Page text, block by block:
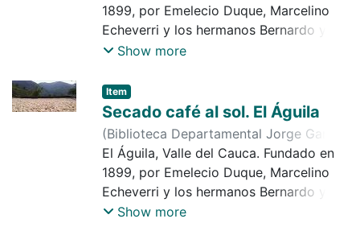
Jesús
1899, por Emelecio Duque, Marcelino
Echeverri y los hermanos Bernardo y
Natalio Serna. Municipio desde 1953.
caficultura, ganadería, minería,
explotación forestal, etc. Observamos
en la imagen, granos maduros de café
en la rama y se aprecia una gota de
agua
Show more
Item
Secado café al sol. El Águila
(Biblioteca Departamental Jorge Garcés
Borrero,2017-06-30)Jaramillo, Jair de
Jesús
El Águila, Valle del Cauca. Fundado en
1899, por Emelecio Duque, Marcelino
Echeverri y los hermanos Bernardo y
Natalio Serna. Municipio desde 1953.
Show more